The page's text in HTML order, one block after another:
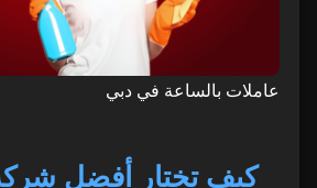
عاملات بالساعة في دبي
كيف تختار أفضل